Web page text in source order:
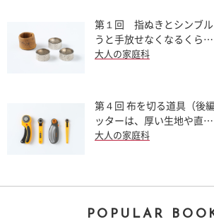
第１回 指ぬきとシンブル
うと手放せなくなるくら…
大人の家庭科
第４回 布を切る道具（後
ッターは、厚い生地や直…
大人の家庭科
POPULAR